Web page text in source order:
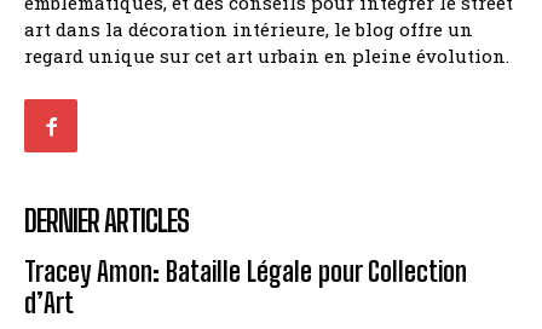
art dans la décoration intérieure, le blog offre un
regard unique sur cet art urbain en pleine évolution.
DERNIER ARTICLES
Tracey Amon: Bataille Légale pour Collection
d’Art